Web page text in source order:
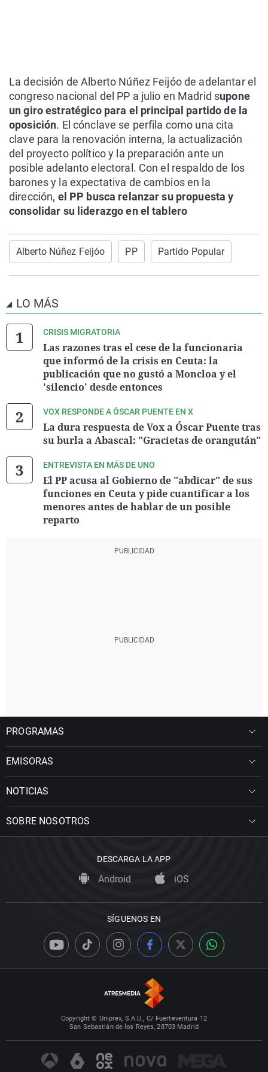
La decisión de Alberto Núñez Feijóo de adelantar el
congreso nacional del PP a julio en Madrid supone
un giro estratégico para el principal partido de la
oposición. El cónclave se perfila como una cita
clave para la renovación interna, la actualización
del proyecto político y la preparación ante un
posible adelanto electoral. Con el respaldo de los
barones y la expectativa de cambios en la
dirección, el PP busca relanzar su propuesta y
consolidar su liderazgo en el tablero
Alberto Núñez Feijóo PP Partido Popular
LO MÁS
CRISIS MIGRATORIA
Las razones tras el cese de la funcionaria
que informó de la crisis en Ceuta: la
publicación que no gustó a Moncloa y el
'silencio' desde entonces
VOX RESPONDE A ÓSCAR PUENTE EN X
La dura respuesta de Vox a Óscar Puente tras
su burla a Abascal: "Gracietas de orangután"
ENTREVISTA EN MÁS DE UNO
El PP acusa al Gobierno de "abdicar" de sus
funciones en Ceuta y pide cuantificar a los
menores antes de hablar de un posible
reparto
PROGRAMAS
EMISORAS
NOTICIAS
SOBRE NOSOTROS
DESCARGA LA APP
Android iOS
SÍGUENOS EN
Copyright © Uniprex, S.A.U., C/ Fuerteventura 12
San Sebastián de los Reyes, 28703 Madrid